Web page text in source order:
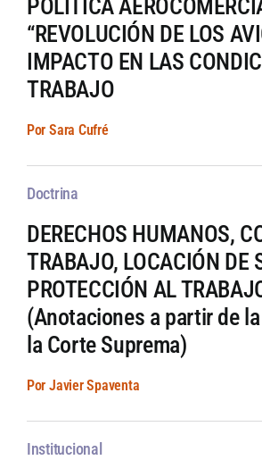
POLÍTICA
“REVOLUCIÓN DE LOS
IMPACTO EN LAS
TRABAJO
Por Sara Cufré
Doctrina
DERECHOS HUMANOS,
TRABAJO, LOCACIÓN DE
PROTECCIÓN AL
(Anotaciones a partir de
la Corte Suprema)
Por Javier Spaventa
Institucional